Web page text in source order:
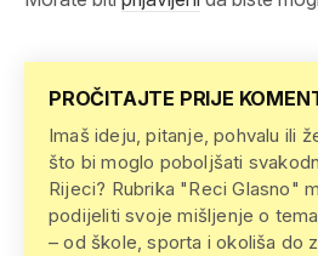
PROČITAJTE PRIJE
Imaš ideju, pitanje, pohvalu ili
što bi moglo poboljšati
Rijeci? Rubrika "Reci Glasno"
podijeliti svoje mišljenje o
– od škole, sporta i okoliša do